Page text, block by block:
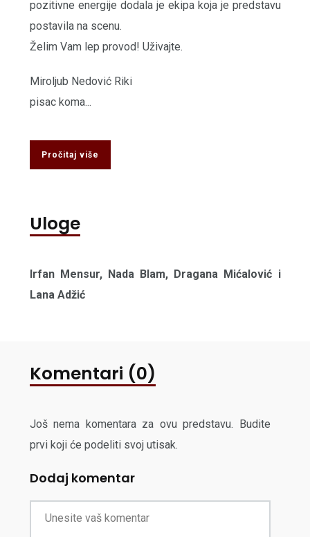
pozitivne energije dodala je ekipa koja je predstavu
postavila na scenu.
Želim Vam lep provod! Uživajte.
Miroljub Nedović Riki
pisac koma...
Pročitaj više
Uloge
Irfan Mensur, Nada Blam, Dragana Mićalović i
Lana Adžić
Komentari (0)
Još nema komentara za ovu predstavu. Budite
prvi koji će podeliti svoj utisak.
Dodaj komentar